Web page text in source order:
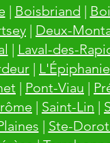
| Boisbriand |
| Deux-
| Laval-des-
| L'Épiphanie
| Pont-Viau |
| Saint-Lin |
| Ste-